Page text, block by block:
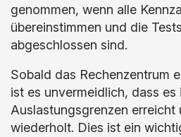
genommen, wenn alle
übereinstimmen und die
abgeschlossen sind.
Sobald das Rechenzentrum
ist es unvermeidlich, dass
Auslastungsgrenzen erreicht
wiederholt. Dies ist ein